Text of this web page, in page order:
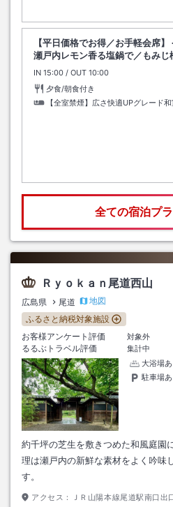
【平日価格でお得／お手軽会席
瀬戸内レモン香る塩鍋で／もみじ
IN チェックイン
15:00 / OUT チェックアウト
10:00
夕食/朝食付き
【全室禁煙】広さ快適UPグレード
全ての宿泊プ
Ｒｙｏｋａｎ尾道西山
広島県 尾道
地図
ふるさと納税対象施設
お客様アンケート評価
対象外
るるぶトラベル評価
集計中
大浴場あ
駐車場あ
約千坪の芝生を敷きつめた和風庭園
理は瀬戸内の新鮮な素材をよく吟味
す。
アクセス：
ＪＲ山陽本線尾道駅南口